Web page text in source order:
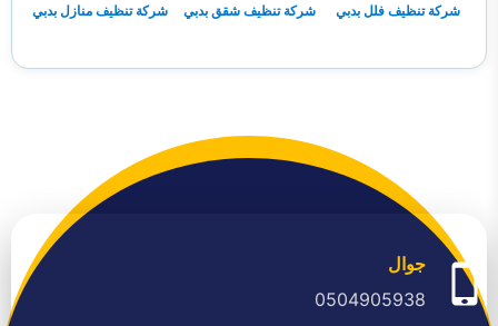
شركة تنظيف فلل بدبي شركة تنظيف شقق بدبي شركة تنظيف منازل بدبي
جوال
0504905938